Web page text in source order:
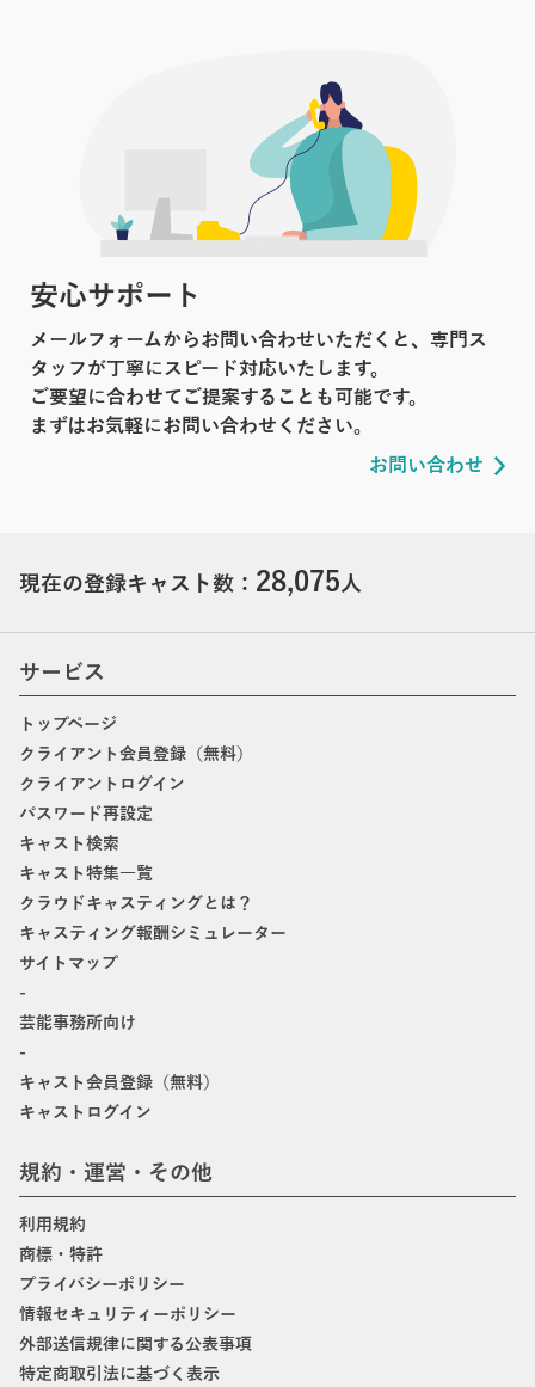
安心サポート
メールフォームからお問い合わせいただくと、専門ス
タッフが丁寧にスピード対応いたします。
ご要望に合わせてご提案することも可能です。
まずはお気軽にお問い合わせください。
お問い合わせ
現在の登録キャスト数： 28,075人
サービス
トップページ
クライアント会員登録（無料）
クライアントログイン
パスワード再設定
キャスト検索
キャスト特集一覧
クラウドキャスティングとは？
キャスティング報酬シミュレーター
サイトマップ
-
芸能事務所向け
-
キャスト会員登録（無料）
キャストログイン
規約・運営・その他
利用規約
商標・特許
プライバシーポリシー
情報セキュリティーポリシー
外部送信規律に関する公表事項
特定商取引法に基づく表示